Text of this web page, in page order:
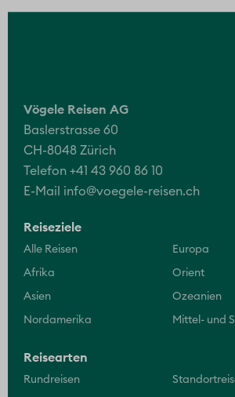
Vögele Reisen AG
Baslerstrasse 60
CH-8048 Zürich
Telefon +41 43 960 86 10
E-Mail info@voegele-reisen.ch
Reiseziele
Alle Reisen Europa
Afrika Orient
Asien Ozeanien
Nordamerika Mittel- und
Reisearten
Rundreisen